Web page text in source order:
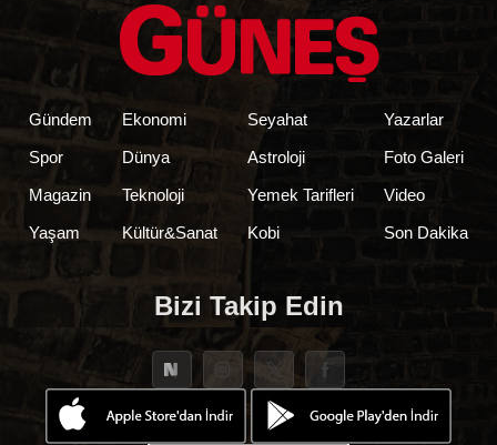
Gündem
Spor
Magazin
Yaşam
Ekonomi
Dünya
Teknoloji
Kültür&Sanat
Seyahat
Astroloji
Yemek Tarifleri
Kobi
Yazarlar
Foto Galeri
Video
Son Dakika
Bizi Takip Edin